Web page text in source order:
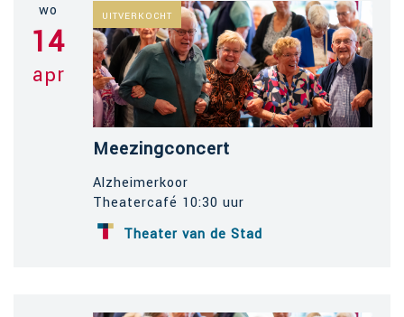
wo
14
apr
UITVERKOCHT
Meezingconcert
Alzheimerkoor
Theatercafé 10:30 uur
Theater van de Stad